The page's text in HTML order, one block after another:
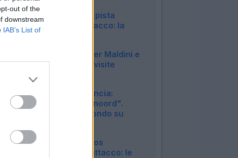
out of the
downstream
IAB’s List of
22:57
Napoli, difficile la pista
Vlahovic per l'attacco: la
situazione
Cagliari, è fatta per Maldini e
Carlos: fissate le visite
20:45
Roma, Read annuncia:
"Rimango al Feyenoord".
Confermato l'affondo su
20:23
Lecce, idea Marcos
Fernandez per l'attacco: le